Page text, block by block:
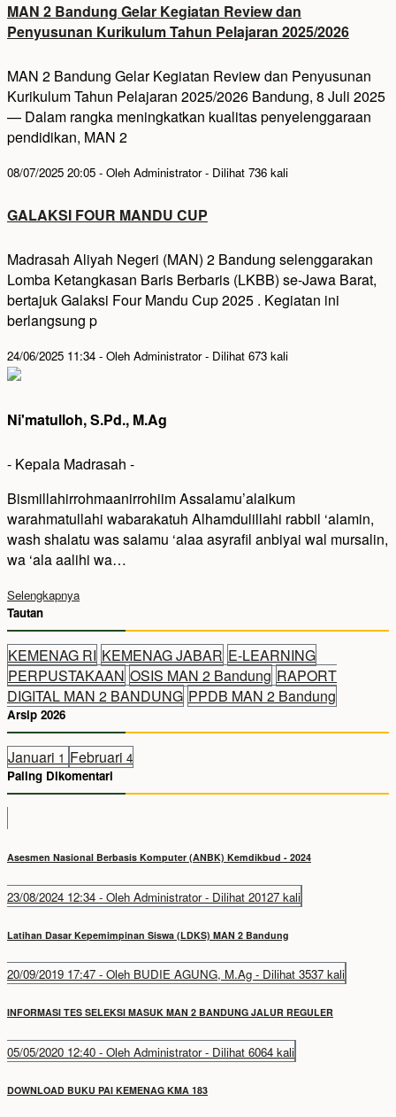
MAN 2 Bandung Gelar Kegiatan Review dan
Penyusunan Kurikulum Tahun Pelajaran 2025/2026
MAN 2 Bandung Gelar Kegiatan Review dan Penyusunan
Kurikulum Tahun Pelajaran 2025/2026 Bandung, 8 Juli 2025
— Dalam rangka meningkatkan kualitas penyelenggaraan
pendidikan, MAN 2
08/07/2025 20:05 - Oleh Administrator - Dilihat 736 kali
GALAKSI FOUR MANDU CUP
Madrasah Aliyah Negeri (MAN) 2 Bandung selenggarakan
Lomba Ketangkasan Baris Berbaris (LKBB) se-Jawa Barat,
bertajuk Galaksi Four Mandu Cup 2025 . Kegiatan ini
berlangsung p
24/06/2025 11:34 - Oleh Administrator - Dilihat 673 kali
Ni'matulloh, S.Pd., M.Ag
- Kepala Madrasah -
Bismillahirrohmaanirrohiim Assalamu’alaikum
warahmatullahi wabarakatuh Alhamdulillahi rabbil ‘alamin,
wash shalatu was salamu ‘alaa asyrafil anbiyai wal mursalin,
wa ‘ala aalihi wa…
Selengkapnya
Tautan
KEMENAG RI KEMENAG JABAR E-LEARNING
PERPUSTAKAAN OSIS MAN 2 Bandung RAPORT
DIGITAL MAN 2 BANDUNG PPDB MAN 2 Bandung
Arsip 2026
Januari 1 Februari 4
Paling Dikomentari
Asesmen Nasional Berbasis Komputer (ANBK) Kemdikbud - 2024
23/08/2024 12:34 - Oleh Administrator - Dilihat 20127 kali
Latihan Dasar Kepemimpinan Siswa (LDKS) MAN 2 Bandung
20/09/2019 17:47 - Oleh BUDIE AGUNG, M.Ag - Dilihat 3537 kali
INFORMASI TES SELEKSI MASUK MAN 2 BANDUNG JALUR REGULER
05/05/2020 12:40 - Oleh Administrator - Dilihat 6064 kali
DOWNLOAD BUKU PAI KEMENAG KMA 183